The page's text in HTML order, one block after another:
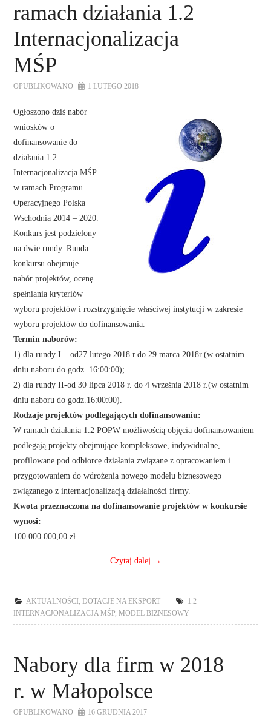
ramach działania 1.2
Internacjonalizacja
MŚP
OPUBLIKOWANO 1 LUTEGO 2018
Ogłoszono dziś nabór
wniosków o
dofinansowanie do
działania 1.2
Internacjonalizacja MŚP
w ramach Programu
Operacyjnego Polska
Wschodnia 2014 – 2020.
Konkurs jest podzielony
na dwie rundy. Runda
konkursu obejmuje
nabór projektów, ocenę
spełniania kryteriów
wyboru projektów i rozstrzygnięcie właściwej instytucji w zakresie
wyboru projektów do dofinansowania.
Termin naborów:
1) dla rundy I – od27 lutego 2018 r.do 29 marca 2018r.(w ostatnim
dniu naboru do godz. 16:00:00);
2) dla rundy II-od 30 lipca 2018 r. do 4 września 2018 r.(w ostatnim
dniu naboru do godz.16:00:00).
Rodzaje projektów podlegających dofinansowaniu:
W ramach działania 1.2 POPW możliwością objęcia dofinansowaniem
podlegają projekty obejmujące kompleksowe, indywidualne,
profilowane pod odbiorcę działania związane z opracowaniem i
przygotowaniem do wdrożenia nowego modelu biznesowego
związanego z internacjonalizacją działalności firmy.
Kwota przeznaczona na dofinansowanie projektów w konkursie
wynosi:
100 000 000,00 zł.
Czytaj dalej →
AKTUALNOŚCI ,DOTACJE NA EKSPORT
1.2
INTERNACJONALIZACJA MŚP ,MODEL BIZNESOWY
Nabory dla firm w 2018
r. w Małopolsce
OPUBLIKOWANO 16 GRUDNIA 2017